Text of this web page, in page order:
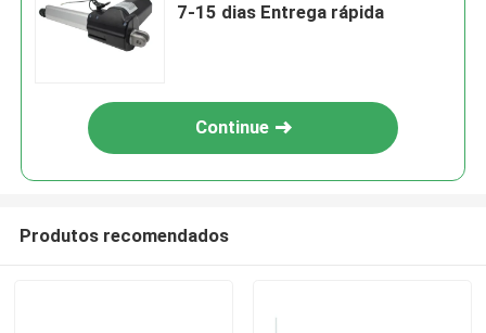
7-15 dias Entrega rápida
Continue
Produtos recomendados